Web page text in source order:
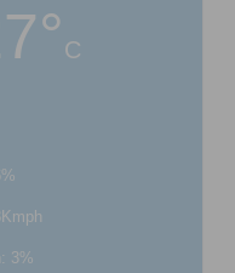
C
3%